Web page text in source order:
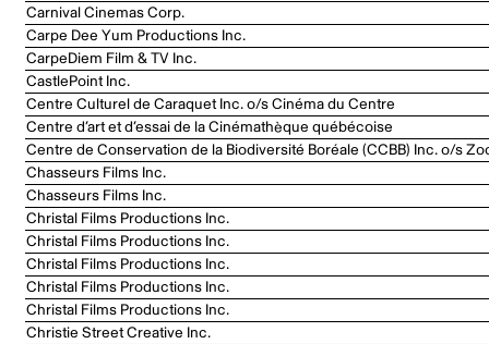
Carnival Cinemas Corp.
Carpe Dee Yum Productions Inc.
CarpeDiem Film & TV Inc.
CastlePoint Inc.
Centre Culturel de Caraquet Inc. o/s Cinéma du Centre
Centre d’art et d’essai de la Cinémathèque québécoise
Centre de Conservation de la Biodiversité Boréale (CCBB) Inc. o/s
Chasseurs Films Inc.
Chasseurs Films Inc.
Christal Films Productions Inc.
Christal Films Productions Inc.
Christal Films Productions Inc.
Christal Films Productions Inc.
Christal Films Productions Inc.
Christie Street Creative Inc.